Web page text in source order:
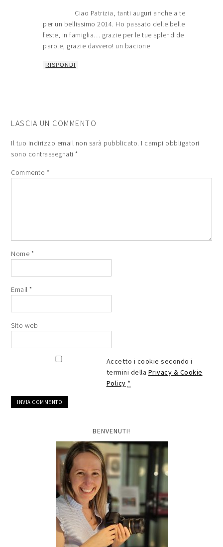
Ciao Patrizia, tanti auguri anche a te
per un bellissimo 2014. Ho passato delle belle
feste, in famiglia… grazie per le tue splendide
parole, grazie davvero! un bacione
RISPONDI
LASCIA UN COMMENTO
Il tuo indirizzo email non sarà pubblicato. I campi obbligatori
sono contrassegnati*
Commento *
Nome *
Email*
Sito web
Accetto i cookie secondo i
termini della Privacy & Cookie
Policy *
BENVENUTI!